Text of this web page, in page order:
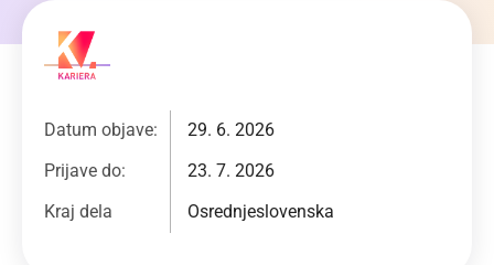
Datum objave:
29. 6. 2026
Prijave do:
23. 7. 2026
Kraj dela
Osrednjeslovenska